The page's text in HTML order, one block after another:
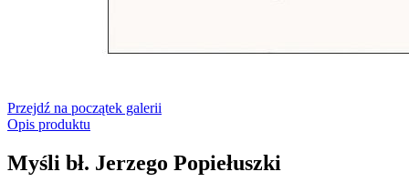
Przejdź na początek galerii
Opis produktu
Myśli bł. Jerzego Popiełuszki